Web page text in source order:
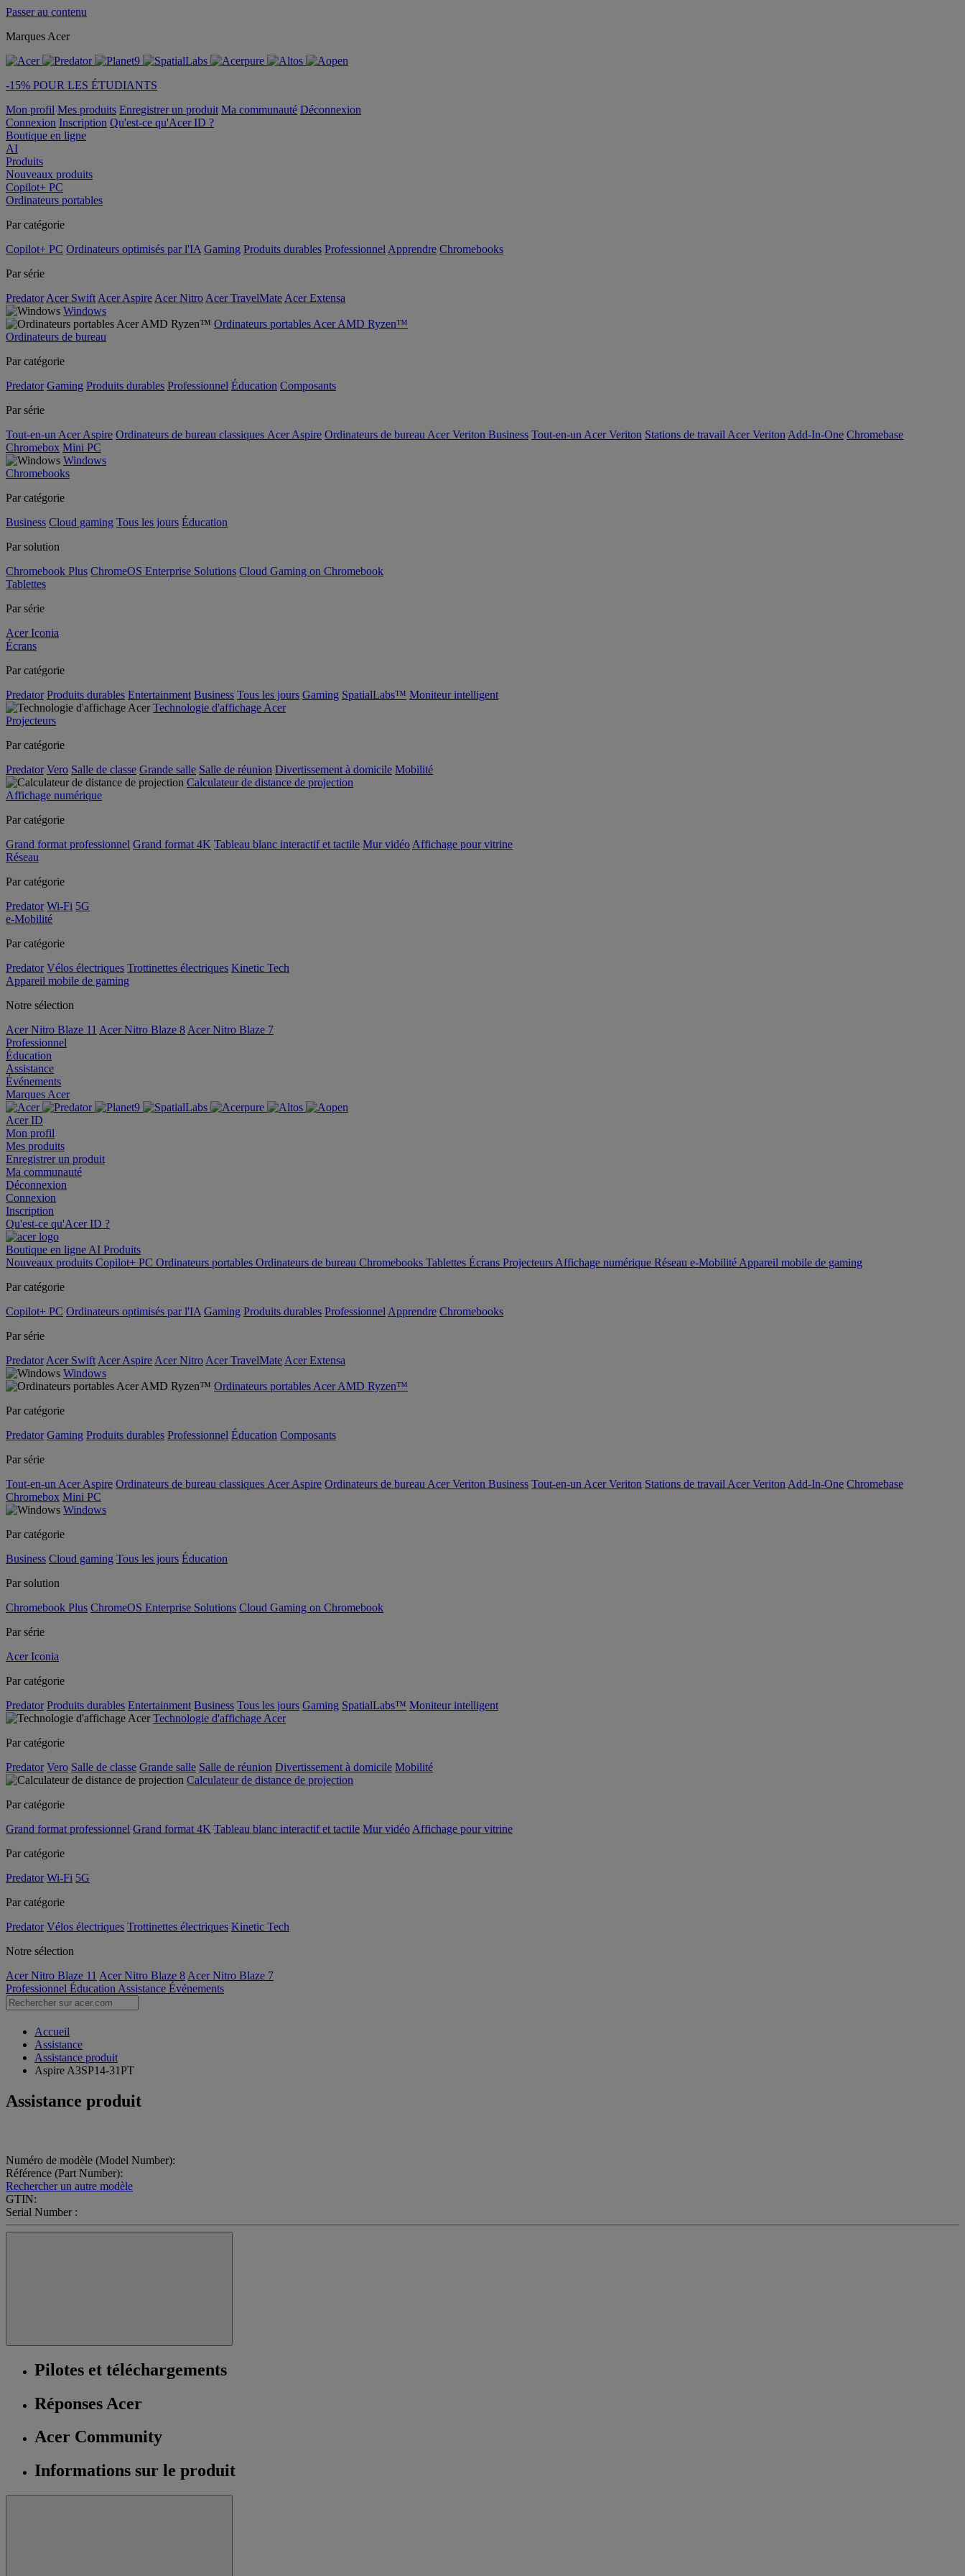
Passer au contenu
Marques Acer
-15% POUR LES ÉTUDIANTS
Mon profil Mes produits Enregistrer un produit Ma communauté Déconnexion
Connexion Inscription Qu'est-ce qu'Acer ID ?
Boutique en ligne
AI
Produits
Nouveaux produits
Copilot+ PC
Ordinateurs portables
Par catégorie
Copilot+ PC Ordinateurs optimisés par l'IA Gaming Produits durables Professionnel Apprendre Chromebooks
Par série
Predator Acer Swift Acer Aspire Acer Nitro Acer TravelMate Acer Extensa
Windows
Ordinateurs portables Acer AMD Ryzen™
Ordinateurs de bureau
Par catégorie
Predator Gaming Produits durables Professionnel Éducation Composants
Par série
Tout-en-un Acer Aspire Ordinateurs de bureau classiques Acer Aspire Ordinateurs de bureau Acer Veriton Business Tout-en-un Acer Veriton Stations de travail Acer Veriton Add-In-One Chromebase
Chromebox Mini PC
Windows
Chromebooks
Par catégorie
Business Cloud gaming Tous les jours Éducation
Par solution
Chromebook Plus ChromeOS Enterprise Solutions Cloud Gaming on Chromebook
Tablettes
Par série
Acer Iconia
Écrans
Par catégorie
Predator Produits durables Entertainment Business Tous les jours Gaming SpatialLabs™ Moniteur intelligent
Technologie d'affichage Acer
Projecteurs
Par catégorie
Predator Vero Salle de classe Grande salle Salle de réunion Divertissement à domicile Mobilité
Calculateur de distance de projection
Affichage numérique
Par catégorie
Grand format professionnel Grand format 4K Tableau blanc interactif et tactile Mur vidéo Affichage pour vitrine
Réseau
Par catégorie
Predator Wi-Fi 5G
e-Mobilité
Par catégorie
Predator Vélos électriques Trottinettes électriques Kinetic Tech
Appareil mobile de gaming
Notre sélection
Acer Nitro Blaze 11 Acer Nitro Blaze 8 Acer Nitro Blaze 7
Professionnel
Éducation
Assistance
Événements
Marques Acer
Acer ID
Mon profil
Mes produits
Enregistrer un produit
Ma communauté
Déconnexion
Connexion
Inscription
Qu'est-ce qu'Acer ID ?
Boutique en ligne AI Produits
Nouveaux produits Copilot+ PC Ordinateurs portables Ordinateurs de bureau Chromebooks Tablettes Écrans Projecteurs Affichage numérique Réseau e-Mobilité Appareil mobile de gaming
Par catégorie
Copilot+ PC Ordinateurs optimisés par l'IA Gaming Produits durables Professionnel Apprendre Chromebooks
Par série
Predator Acer Swift Acer Aspire Acer Nitro Acer TravelMate Acer Extensa
Windows
Ordinateurs portables Acer AMD Ryzen™
Par catégorie
Predator Gaming Produits durables Professionnel Éducation Composants
Par série
Tout-en-un Acer Aspire Ordinateurs de bureau classiques Acer Aspire Ordinateurs de bureau Acer Veriton Business Tout-en-un Acer Veriton Stations de travail Acer Veriton Add-In-One Chromebase
Chromebox Mini PC
Windows
Par catégorie
Business Cloud gaming Tous les jours Éducation
Par solution
Chromebook Plus ChromeOS Enterprise Solutions Cloud Gaming on Chromebook
Par série
Acer Iconia
Par catégorie
Predator Produits durables Entertainment Business Tous les jours Gaming SpatialLabs™ Moniteur intelligent
Technologie d'affichage Acer
Par catégorie
Predator Vero Salle de classe Grande salle Salle de réunion Divertissement à domicile Mobilité
Calculateur de distance de projection
Par catégorie
Grand format professionnel Grand format 4K Tableau blanc interactif et tactile Mur vidéo Affichage pour vitrine
Par catégorie
Predator Wi-Fi 5G
Par catégorie
Predator Vélos électriques Trottinettes électriques Kinetic Tech
Notre sélection
Acer Nitro Blaze 11 Acer Nitro Blaze 8 Acer Nitro Blaze 7
Professionnel Éducation Assistance Événements
Accueil
Assistance
Assistance produit
Aspire A3SP14-31PT
Assistance produit
Numéro de modèle (Model Number):
Référence (Part Number):
Rechercher un autre modèle
GTIN:
Serial Number :
Pilotes et téléchargements
Réponses Acer
Acer Community
Informations sur le produit